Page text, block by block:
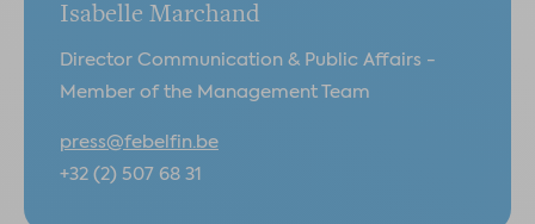
Isabelle Marchand
Director Communication & Public Affairs -
Member of the Management Team
press@febelfin.be
+32 (2) 507 68 31